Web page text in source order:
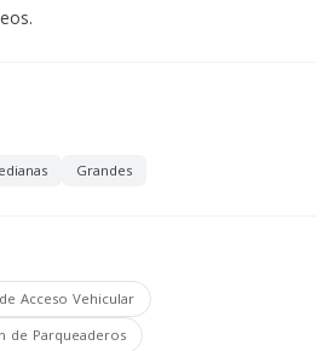
Grandes
Acceso Vehicular
de Parqueaderos